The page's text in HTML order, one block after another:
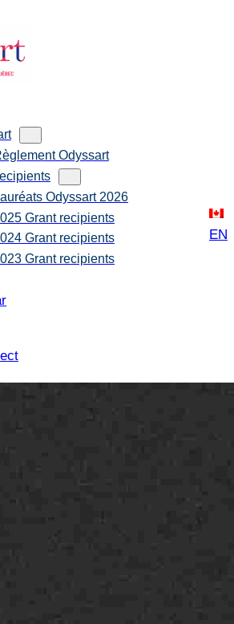
Odyssart
Odyssart 2026
Grant recipients
Grant recipients
Grant recipients
EN